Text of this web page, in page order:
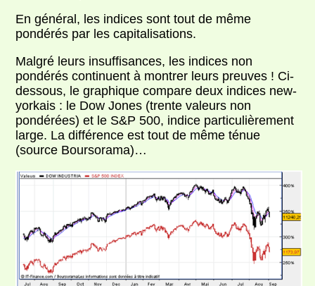
En général, les indices sont tout de même
pondérés par les capitalisations.
Malgré leurs insuffisances, les indices non
pondérés continuent à montrer leurs preuves ! Ci-
dessous, le graphique compare deux indices new-
yorkais : le Dow Jones (trente valeurs non
pondérées) et le S&P 500, indice particulièrement
large. La différence est tout de même ténue
(source Boursorama)…